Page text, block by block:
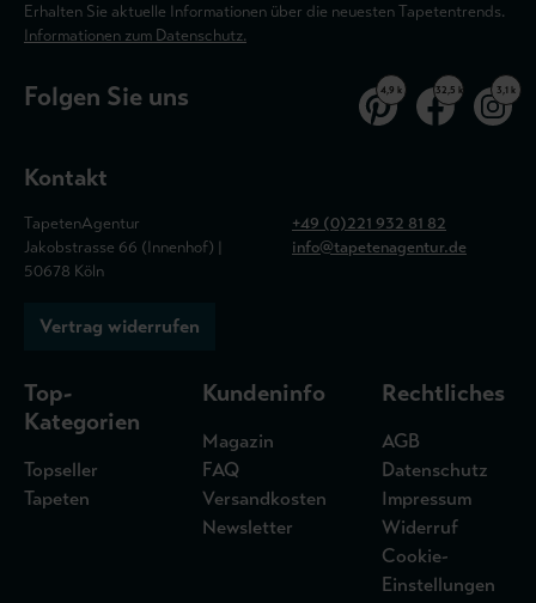
Erhalten Sie aktuelle Informationen über die neuesten Tapetentrends.
Informationen zum Datenschutz.
Folgen Sie uns 4,9 k 32,5 k 3,1 k
Kontakt
TapetenAgentur
Jakobstrasse 66 (Innenhof) |
50678 Köln
+49 (0)221 932 81 82
info@tapetenagentur.de
Vertrag widerrufen
Top-
Kategorien
Topseller
Tapeten
Kundeninfo
Magazin
FAQ
Versandkosten
Newsletter
Rechtliches
AGB
Datenschutz
Impressum
Widerruf
Cookie-
Einstellungen